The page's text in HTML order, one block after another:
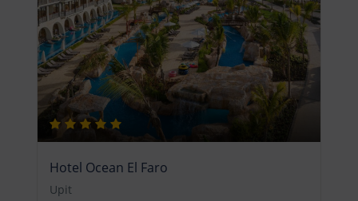
Hotel Ocean El Faro
Upit